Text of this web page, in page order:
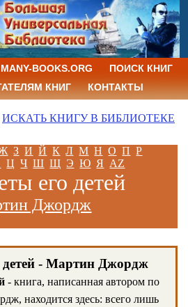
BOOKS.ORG
ПОИСК КНИГ
КНИГ
КОНТАКТЫ
ИСКАТЬ КНИГУ В БИБЛИОТЕКЕ
З И Й К Л М Н О П Р
Ц Ч Ш Щ Э Ю Я AZ
его детей
Джордж
детей - Мартин Джордж
- книга, написанная автором по
находится здесь: всего лишь